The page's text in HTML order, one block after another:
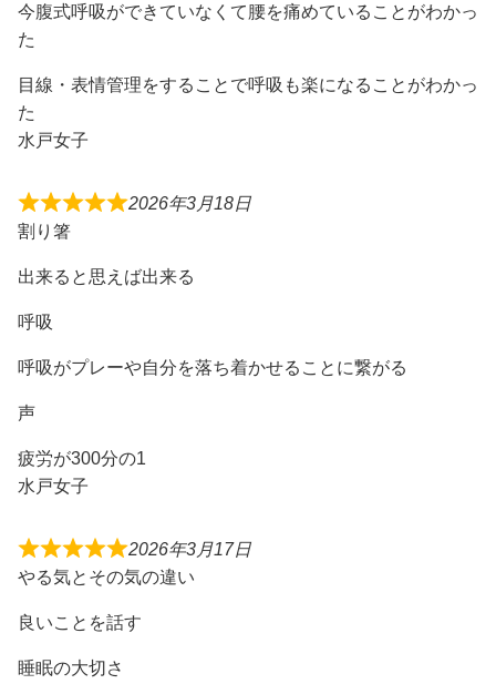
今腹式呼吸ができていなくて腰を痛めていることがわかっ
た
目線・表情管理をすることで呼吸も楽になることがわかっ
た
水戸女子
2026年3月18日
割り箸
出来ると思えば出来る
呼吸
呼吸がプレーや自分を落ち着かせることに繋がる
声
疲労が300分の1
水戸女子
2026年3月17日
やる気とその気の違い
良いことを話す
睡眠の大切さ